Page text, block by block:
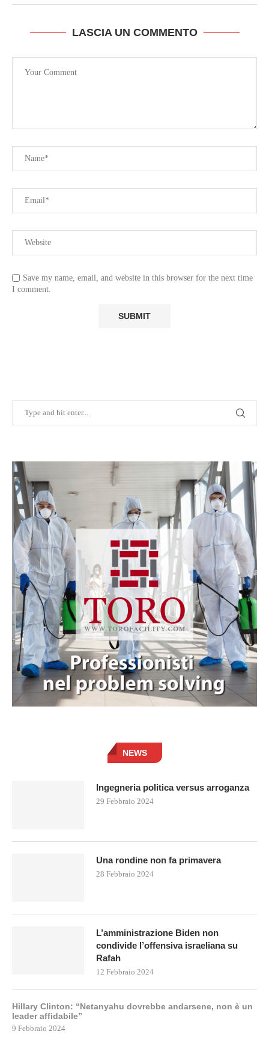
LASCIA UN COMMENTO
Save my name, email, and website in this browser for the next time
I comment.
NEWS
Ingegneria politica versus arroganza
29 Febbraio 2024
Una rondine non fa primavera
28 Febbraio 2024
L’amministrazione Biden non
condivide l’offensiva israeliana su
Rafah
12 Febbraio 2024
Hillary Clinton: “Netanyahu dovrebbe andarsene, non è un
leader affidabile”
9 Febbraio 2024